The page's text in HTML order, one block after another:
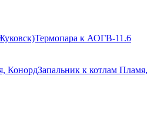
Термопара к АОГВ-11.6
КонордЗапальник к котлам Пламя,